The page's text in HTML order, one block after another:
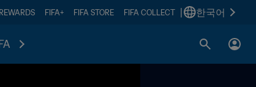
FIFA+ FIFA STORE FIFA COLLECT 한국어